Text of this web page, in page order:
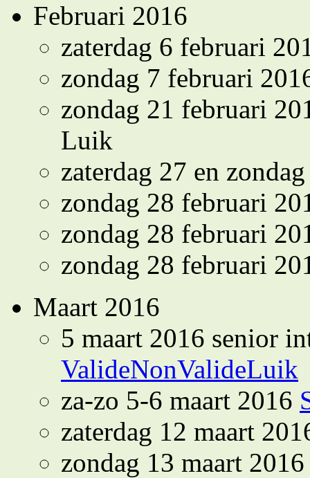
Februari 2016
zaterdag 6 februari
zondag 7 februari
zondag 21 februari
Luik
zaterdag 27 en
zondag 28 februari
zondag 28 februari
zondag 28 februari
Maart 2016
5 maart 2016 senior
ValideNonValideLuik
za-zo 5-6 maart 2016
zaterdag 12 maart
zondag 13 maart